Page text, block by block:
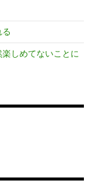
る
しめてないことに